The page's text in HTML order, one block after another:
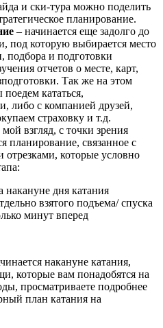
и ски-тура можно поделить
планирование.
– начинается еще задолго до
под которую выбирается место
подбора и подготовки
отчетов о месте, карт,
Так же на этом
кататься,
либо с компанией друзей,
страховку и т.д.
взгляд, с точки зрения
планирование, связанное с
которые условно
накануне дня катания
взятого подъема/ спуска
минут вперед
накануне катания,
которые вам понадобятся на
просматриваете подробнее
план катания на